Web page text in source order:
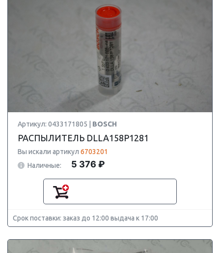
Артикул: 0433171805 | BOSCH
РАСПЫЛИТЕЛЬ DLLA158P1281
Вы искали артикул 6703201
Наличные:
5 376 ₽
Срок поставки: заказ до 12:00 выдача к 17:00